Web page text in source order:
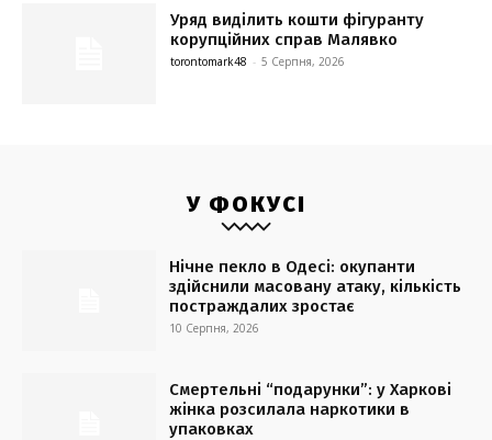
Уряд виділить кошти фігуранту
корупційних справ Малявко
torontomark48 - 5 Серпня, 2026
У ФОКУСІ
Нічне пекло в Одесі: окупанти
здійснили масовану атаку, кількість
постраждалих зростає
10 Серпня, 2026
Смертельні “подарунки”: у Харкові
жінка розсилала наркотики в
упаковках